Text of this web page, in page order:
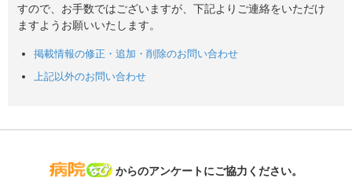
すので、お手数ではございますが、下記よりご連絡をいただけ
ますようお願いいたします。
掲載情報の修正・追加・削除のお問い合わせ
上記以外のお問い合わせ
病院なび
からのアンケートにご協力ください。